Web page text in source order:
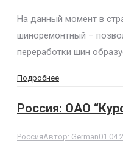
На данный момент в
шиноремонтный –
переработки шин
Подробнее
Россия: ОАО
РоссияАвтор: German